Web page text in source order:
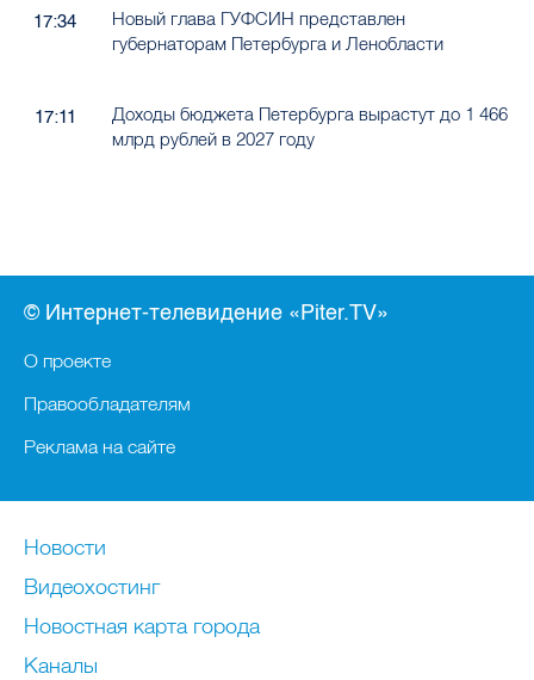
17:34
Новый глава ГУФСИН представлен
губернаторам Петербурга и Ленобласти
17:11
Доходы бюджета Петербурга вырастут до 1 466
млрд рублей в 2027 году
© Интернет-телевидение «Piter.TV»
О проекте
Правообладателям
Реклама на сайте
Новости
Видеохостинг
Новостная карта города
Каналы